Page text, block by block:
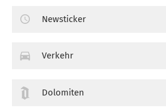
Newsticker
Verkehr
Dolomiten